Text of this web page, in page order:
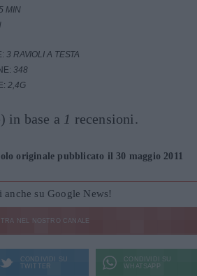
MIN
3 RAVIOLI A TESTA
348
2,4G
in base a 1 recensioni.
originale pubblicato il 30 maggio 2011
anche su Google News!
NEL NOSTRO CANALE
CONDIVIDI SU
TWITTER
CONDIVIDI SU
WHATSAPP